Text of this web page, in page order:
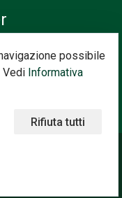
possibile
Informativa
Rifiuta tutti
prima di tutti le
eventi...
— Powered by